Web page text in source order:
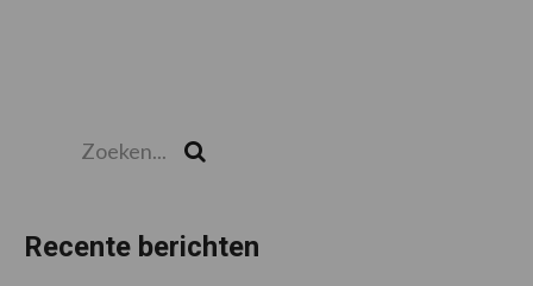
Recente berichten